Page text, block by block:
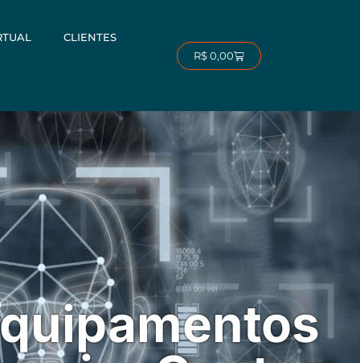
CLIENTES
R$0,00Carrinho